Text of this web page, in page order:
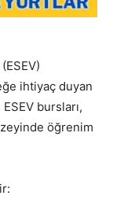
ihtiyaç duyan
bursları,
öğrenim